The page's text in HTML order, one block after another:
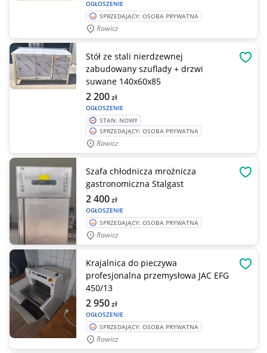
OGŁOSZENIE
SPRZEDAJĄCY: OSOBA PRYWATNA
Rawicz
Stół ze stali nierdzewnej
zabudowany szuflady + drzwi
suwane 140x60x85
OGŁOSZENIE
2 200zł
STAN: NOWY
SPRZEDAJĄCY: OSOBA PRYWATNA
Rawicz
Szafa chłodnicza mroźnicza
gastronomiczna Stalgast
OGŁOSZENIE
2 400zł
SPRZEDAJĄCY: OSOBA PRYWATNA
Rawicz
Krajalnica do pieczywa
profesjonalna przemysłowa JAC EFG
450/13
OGŁOSZENIE
2 950zł
SPRZEDAJĄCY: OSOBA PRYWATNA
Rawicz